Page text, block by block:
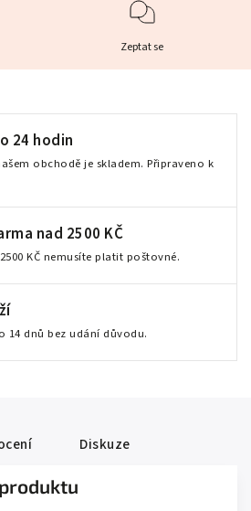
Zeptat se
24 hodin
obchodě je skladem. Připraveno k
nad 2500 KČ
KČ nemusíte platit poštovné.
14 dnů bez udání důvodu.
Diskuze